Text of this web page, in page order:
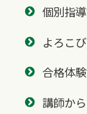
個別指
よろこ
合格体
講師か